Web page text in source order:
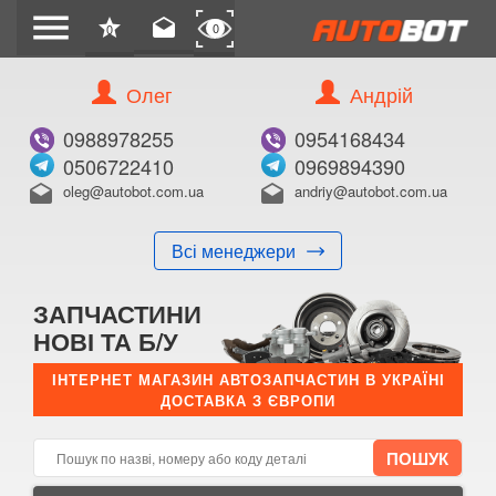
menu star
0 drafts 0
Олег
0988978255
0506722410
drafts oleg@autobot.com.ua
Всі менеджери
Андрій
0954168434
0969894390
drafts andriy@autobot.com.ua
ЗАПЧАСТИНИ
НОВІ ТА Б/У
ІНТЕРНЕТ МАГАЗИН АВТОЗАПЧАСТИН В УКРАЇНІ
ДОСТАВКА З ЄВРОПИ
КУПИТИ
Оригінальний номер:
Примітка:
E-mail:
Телефон: